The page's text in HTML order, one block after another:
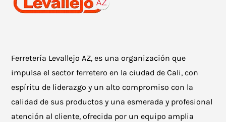
Ferretería Levallejo AZ, es una organización que
impulsa el sector ferretero en la ciudad de Cali, con
espíritu de liderazgo y un alto compromiso con la
calidad de sus productos y una esmerada y profesional
atención al cliente, ofrecida por un equipo amplia